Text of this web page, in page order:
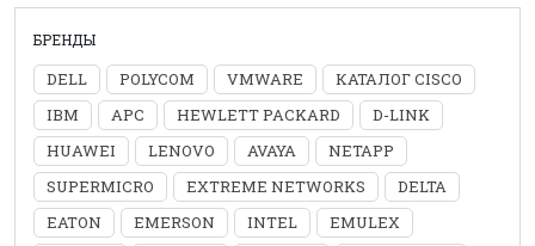
БРЕНДЫ
DELL POLYCOM VMWARE
КАТАЛОГ CISCO
IBM
APC HEWLETT PACKARD
D-LINK
HUAWEI
LENOVO AVAYA
NETAPP
SUPERMICRO
EXTREME NETWORKS
DELTA
EATON
EMERSON INTEL
EMULEX